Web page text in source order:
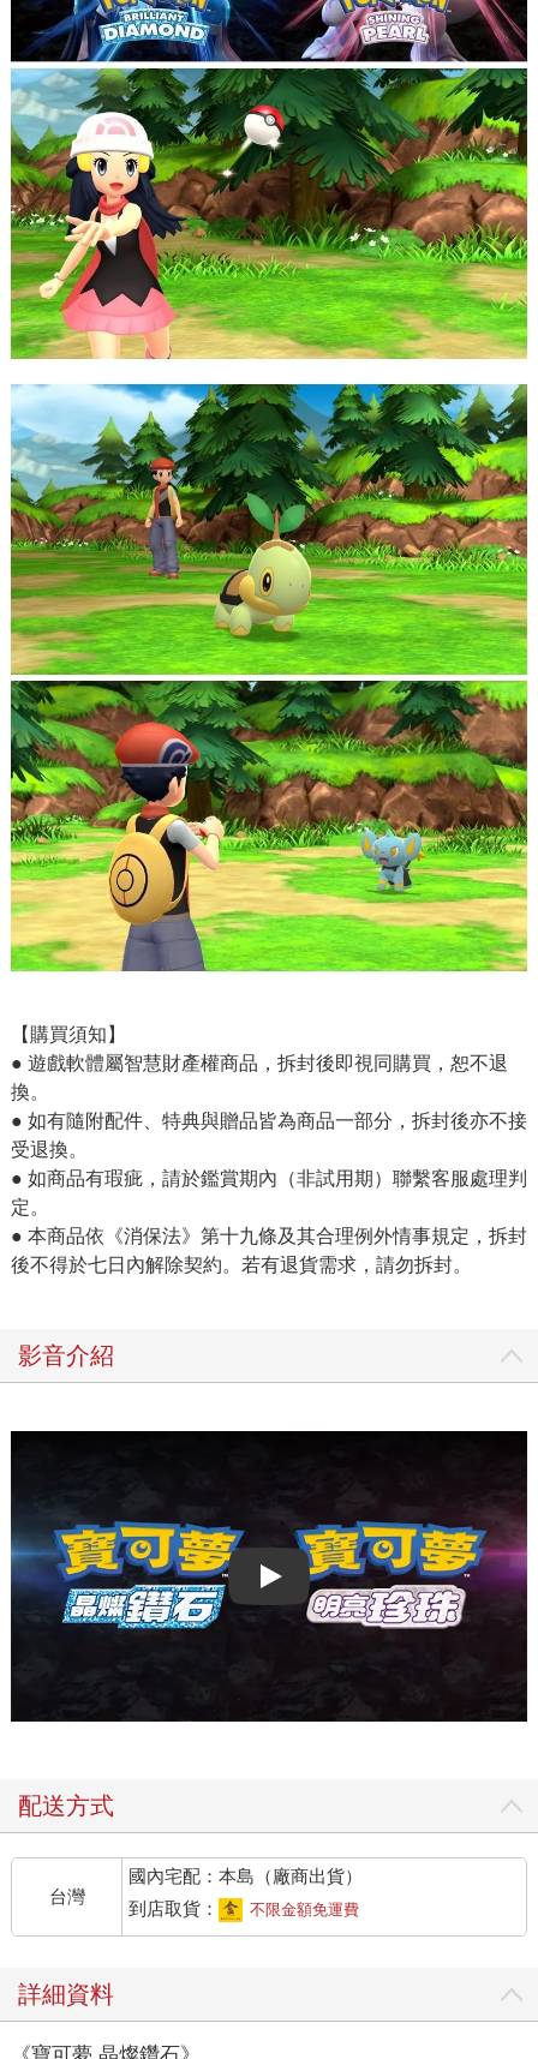
【購買須知】
● 遊戲軟體屬智慧財產權商品，拆封後即視同購買，恕不退
換。
● 如有隨附配件、特典與贈品皆為商品一部分，拆封後亦不接
受退換。
● 如商品有瑕疵，請於鑑賞期內（非試用期）聯繫客服處理判
定。
● 本商品依《消保法》第十九條及其合理例外情事規定，拆封
後不得於七日內解除契約。若有退貨需求，請勿拆封。
影音介紹
Play video
配送方式
台灣
國內宅配：本島（廠商出貨）
到店取貨：
不限金額免運費
詳細資料